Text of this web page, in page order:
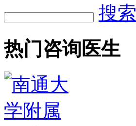
搜索
热门咨询医生